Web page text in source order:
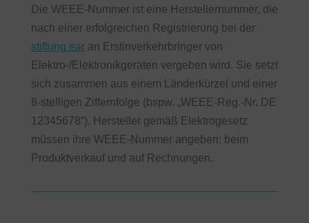
Die WEEE-Nummer ist eine Herstellernummer, die
nach einer erfolgreichen Registrierung bei der
stiftung ear an Erstinverkehrbringer von
Elektro-/Elektronikgeräten vergeben wird. Sie setzt
sich zusammen aus einem Länderkürzel und einer
8-stelligen Ziffernfolge (bspw. „WEEE-Reg.-Nr. DE
12345678“). Hersteller gemäß Elektrogesetz
müssen ihre WEEE-Nummer angeben: beim
Produktverkauf und auf Rechnungen.